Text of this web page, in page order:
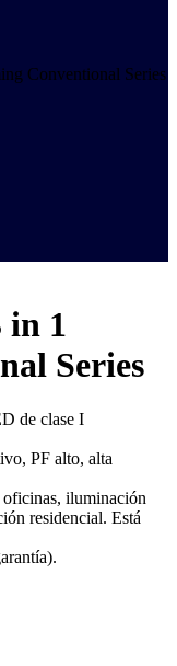
Conventional Series
in 1
Series
de clase I
PF alto, alta
iluminación
residencial. Está